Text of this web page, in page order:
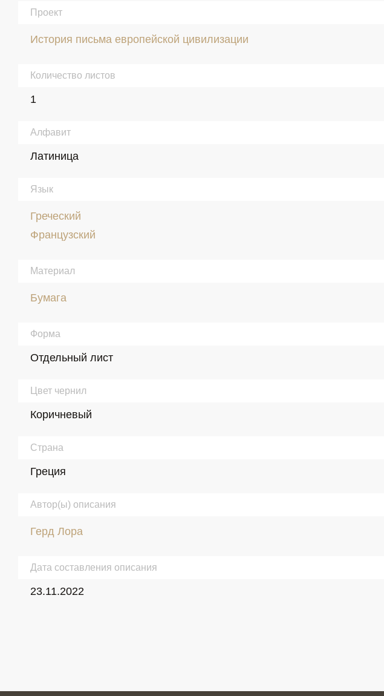
Проект
История письма европейской цивилизации
Количество листов
1
Алфавит
Латиница
Язык
Греческий
Французский
Материал
Бумага
Форма
Отдельный лист
Цвет чернил
Коричневый
Страна
Греция
Автор(ы) описания
Герд Лора
Дата составления описания
23.11.2022